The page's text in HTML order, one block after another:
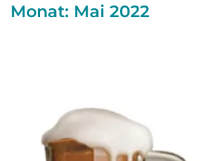
Monat: Mai 2022